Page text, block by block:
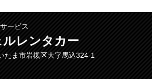
ービス
レンタカー
たま市岩槻区大字馬込324-1